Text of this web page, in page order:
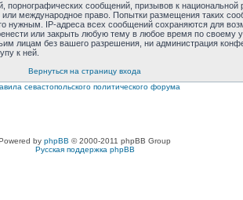
сообщений, призывов к
международное право. Попытки размещения таких
IP-адреса всех сообщений сохраняются для
или закрыть любую тему в любое время по своему
лицам без вашего разрешения, ни администрация
к ней.
Вернуться на страницу входа
севастопольского политического форума
by phpBB © 2000-2011 phpBB Group
Русская поддержка phpBB